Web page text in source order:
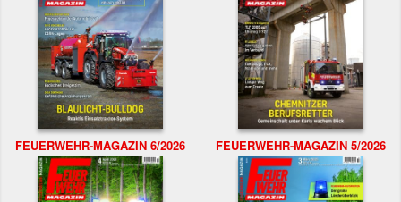
FEUERWEHR-MAGAZIN 6/2026 FEUERWEHR-MAGAZIN 5/2026